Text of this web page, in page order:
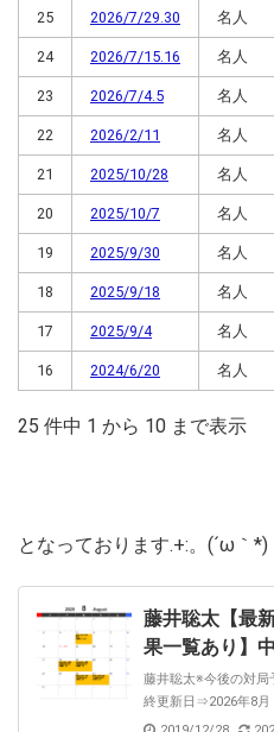
対局日
対局時
藤井聡
25 2026/7/29.30 名人
24 2026/7/15.16 名人
23 2026/7/4.5 名人
22 2026/2/11 名人
21 2025/10/28 名人
20 2025/10/7 名人
19 2025/9/30 名人
18 2025/9/18 名人
17 2025/9/4 名人
16 2024/6/20 名人
25 件中 1 から 10 まで表示
となっております.+:。(´ω｀*)
藤井聡太【最
果一覧あり】
藤井聡太※今後の対局
終更新日⇒2026年8月